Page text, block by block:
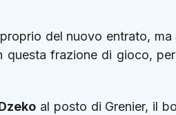
del nuovo entrato, ma
frazione di gioco,
al posto di Grenier, il